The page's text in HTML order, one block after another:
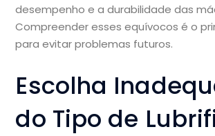
desempenho e a durabilidade das
Compreender esses equívocos é o
para evitar problemas futuros.
Escolha
do Tipo de